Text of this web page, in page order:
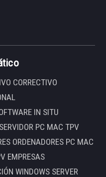
CORRECTIVO
IN SITU
PC MAC TPV
ORDENADORES PC MAC
EMPRESAS
WINDOWS SERVER